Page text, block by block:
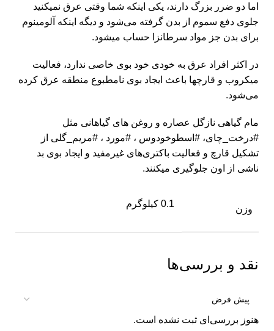
اما دو ضرر بزرگ دارند، یکی اینکه شما وقتی عرق نمیکنید
جلوی دفع سموم از بدن گرفته می‌شود و دیگه اینکه آلومینوم
برای بدن جز مواد سرطانزا حساب میشود.
در اکثر افراد عرق‌ به خودی خود بوی خاصی ندارد، فعالیت
میکروب و قارچها باعث ایجاد بوی نامطبوع منطقه عرق کرده
می‌شود.
مام گیاهی نازگل عصاره و روغن های گیاهانی مثل
#درخت_چای، #اسطوخودوس ، #مورد ، #مریم_گلی از
تشکیل قارچ و فعالیت باکتری‌های غیرمفید و ایجاد بوی بد
ناشی از اون جلوگیری میکنند.
وزن
0.1 کیلوگرم
نقد و بررسی‌ها
هنوز بررسی‌ای ثبت نشده است.